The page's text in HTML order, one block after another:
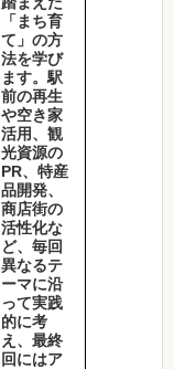
「まち育
て」の方
法を学び
ます。駅
前の再生
や空き家
活用、観
光資源の
PR、特産
品開発、
商店街の
活性化な
ど、毎回
異なるテ
ーマに沿
って実践
的に考
え、最終
回にはア